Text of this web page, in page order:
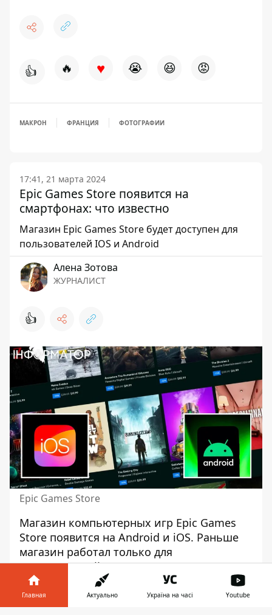
👍 🔥 ♥ 😭 😆 😡
МАКРОН ФРАНЦИЯ ФОТОГРАФИИ
17:41, 21 марта 2024
Epic Games Store появится на
смартфонах: что известно
Магазин Epic Games Store будет доступен для
пользователей IOS и Android
Алена Зотова
ЖУРНАЛИСТ
👍
Epic Games Store
Магазин компьютерных игр Epic Games
Store появится на Android и iOS. Раньше
магазин работал только для
пользователей компьютеров, однако
теперь ситуация изменится. В компании
Epic Games заявили, что условия для
пользователей будут те же, что и на PC.
Главная Актуально Україна на часі Youtube